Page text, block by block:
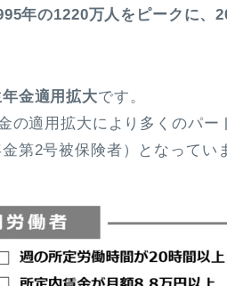
年の1220万人をピークに、
金適用拡大です。
の適用拡大により多くのパー
第2号被保険者）となってい